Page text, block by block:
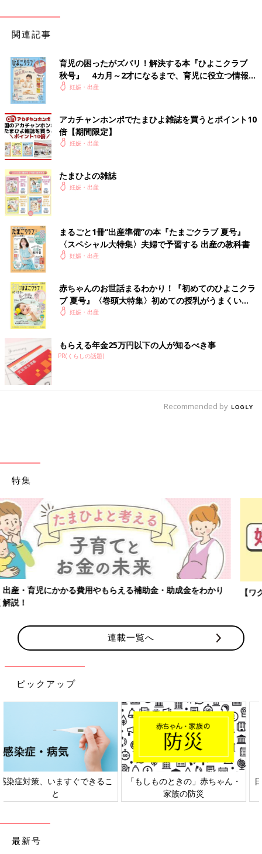
関連記事
育児の困ったがズバリ！解決する本『ひよこクラブ
秋号』 4カ月～2才になるまで、育児に役立つ情報が
いっぱい！
妊娠・出産
アカチャンホンポでたまひよ雑誌を買うとポイント10
倍【期間限定】
妊娠・出産
たまひよの雑誌
妊娠・出産
まるごと1冊“出産準備”の本『たまごクラブ 夏号』
〈スペシャル大特集〉夫婦で予習する 出産の教科書
妊娠・出産
赤ちゃんのお世話まるわかり！『初めてのひよこクラ
ブ 夏号』〈巻頭大特集〉初めての授乳がうまくい
く！ おっぱい・ミルクの基本と夏のトラブル 解決テ
妊娠・出産
もらえる年金25万円以下の人が知るべき事
PR(くらしの話題)
Recommended by
特集
【ワクチン接種できるものも】妊婦の感染症対策、知っておいて！
連載一覧へ
ピックアップ
日本外来小児科学会リーフレッ
ト検討会
六星占術 細木かおりさんの人生
相談
最新号